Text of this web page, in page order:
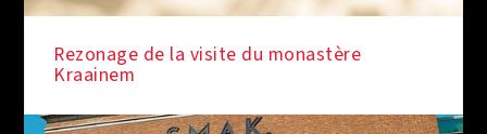
Rezonage de la visite du monastère
Kraainem